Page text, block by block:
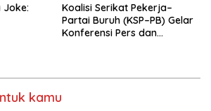
Joke:
Koalisi Serikat Pekerja–
Partai Buruh (KSP–PB) Gelar
Konferensi Pers dan
RUU Ketenagakerjaan Baru.
kamu